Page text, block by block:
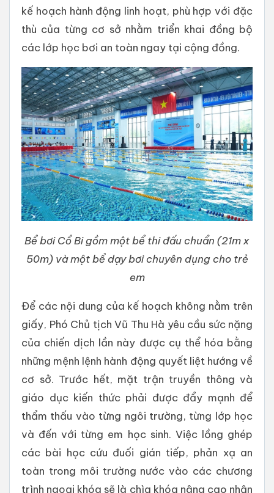
kế hoạch hành động linh hoạt, phù hợp với đặc
thù của từng cơ sở nhằm triển khai đồng bộ
các lớp học bơi an toàn ngay tại cộng đồng.
Bể bơi Cổ Bi gồm một bể thi đấu chuẩn (21m x
50m) và một bể dạy bơi chuyên dụng cho trẻ
em
Để các nội dung của kế hoạch không nằm trên
giấy, Phó Chủ tịch Vũ Thu Hà yêu cầu sức nặng
của chiến dịch lần này được cụ thể hóa bằng
những mệnh lệnh hành động quyết liệt hướng về
cơ sở. Trước hết, mặt trận truyền thông và
giáo dục kiến thức phải được đẩy mạnh để
thẩm thấu vào từng ngôi trường, từng lớp học
và đến với từng em học sinh. Việc lồng ghép
các bài học cứu đuối gián tiếp, phản xạ an
toàn trong môi trường nước vào các chương
trình ngoại khóa sẽ là chìa khóa nâng cao nhận